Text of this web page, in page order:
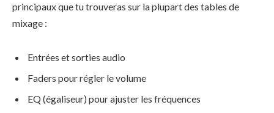
principaux que tu trouveras sur la plupart des tables de
mixage :
Entrées et sorties audio
Faders pour régler le volume
EQ (égaliseur) pour ajuster les fréquences